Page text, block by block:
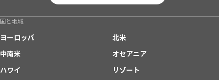
国と地域
ヨーロッパ
北米
中南米
オセアニア
ハワイ
リゾート